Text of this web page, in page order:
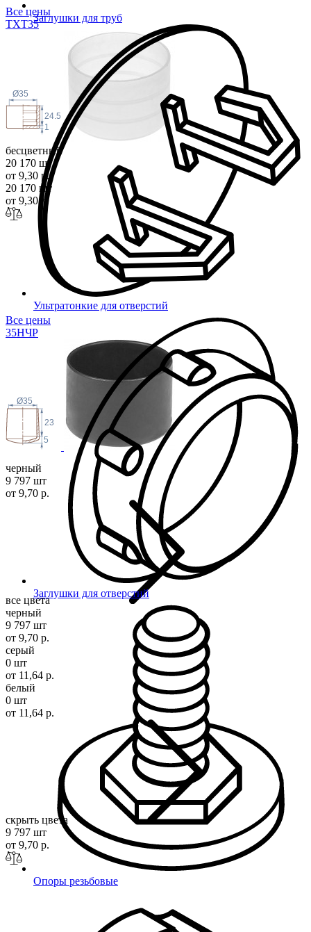
Заглушки для труб
Ультратонкие для отверстий
Заглушки для отверстий
Опоры резьбовые
Все цены
TXT35
24.5
Ø35
1
бесцветный
20 170 шт
от 9,30 р.
20 170 шт
от 9,30 р.
Все цены
35НЧР
Ø35
23
5
черный
9 797 шт
от 9,70 р.
все цвета
черный
9 797 шт
от 9,70 р.
серый
0 шт
от 11,64 р.
белый
0 шт
от 11,64 р.
скрыть цвета
9 797 шт
от 9,70 р.